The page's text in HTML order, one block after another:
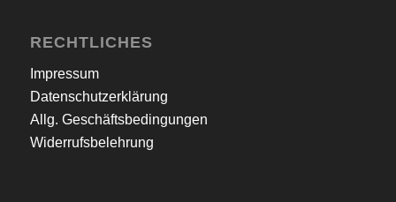
RECHTLICHES
Impressum
Datenschutzerklärung
Allg. Geschäftsbedingungen
Widerrufsbelehrung